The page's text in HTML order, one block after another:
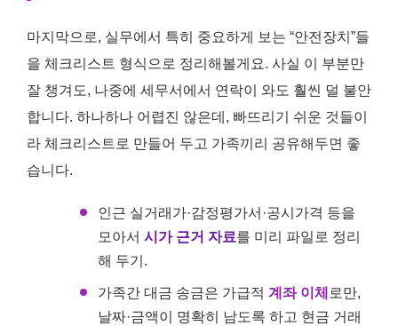
마지막으로, 실무에서 특히 중요하게 보는 “안전장치”들
을 체크리스트 형식으로 정리해볼게요. 사실 이 부분만
잘 챙겨도, 나중에 세무서에서 연락이 와도 훨씬 덜 불안
합니다. 하나하나 어렵진 않은데, 빠뜨리기 쉬운 것들이
라 체크리스트로 만들어 두고 가족끼리 공유해두면 좋
습니다.
인근 실거래가·감정평가서·공시가격 등을
모아서 시가 근거 자료를 미리 파일로 정리
해 두기.
가족간 대금 송금은 가급적 계좌 이체 로만,
날짜·금액이 명확히 남도록 하고 현금 거래